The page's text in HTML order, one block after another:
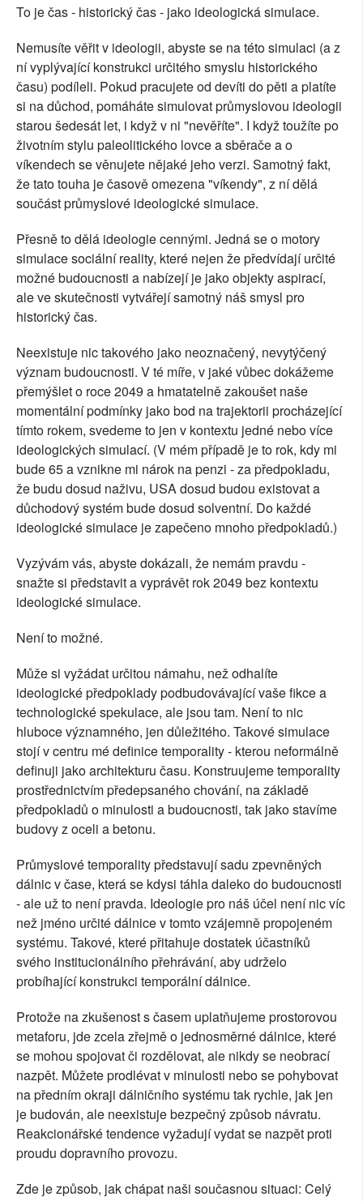
To je čas - historický čas - jako ideologická simulace.
Nemusíte věřit v ideologii, abyste se na této simulaci (a z
ní vyplývající konstrukci určitého smyslu historického
času) podíleli. Pokud pracujete od devíti do pěti a platíte
si na důchod, pomáháte simulovat průmyslovou ideologii
starou šedesát let, i když v ni "nevěříte". I když toužíte po
životním stylu paleolitického lovce a sběrače a o
víkendech se věnujete nějaké jeho verzi. Samotný fakt,
že tato touha je časově omezena "víkendy", z ní dělá
součást průmyslové ideologické simulace.
Přesně to dělá ideologie cennými. Jedná se o motory
simulace sociální reality, které nejen že předvídají určité
možné budoucnosti a nabízejí je jako objekty aspirací,
ale ve skutečnosti vytvářejí samotný náš smysl pro
historický čas.
Neexistuje nic takového jako neoznačený, nevytýčený
význam budoucnosti. V té míře, v jaké vůbec dokážeme
přemýšlet o roce 2049 a hmatatelně zakoušet naše
momentální podmínky jako bod na trajektorii procházející
tímto rokem, svedeme to jen v kontextu jedné nebo více
ideologických simulací. (V mém případě je to rok, kdy mi
bude 65 a vznikne mi nárok na penzi - za předpokladu,
že budu dosud naživu, USA dosud budou existovat a
důchodový systém bude dosud solventní. Do každé
ideologické simulace je zapečeno mnoho předpokladů.)
Vyzývám vás, abyste dokázali, že nemám pravdu -
snažte si představit a vyprávět rok 2049 bez kontextu
ideologické simulace.
Není to možné.
Může si vyžádat určitou námahu, než odhalíte
ideologické předpoklady podbudovávající vaše fikce a
technologické spekulace, ale jsou tam. Není to nic
hluboce významného, jen důležitého. Takové simulace
stojí v centru mé definice temporality - kterou neformálně
definuji jako architekturu času. Konstruujeme temporality
prostřednictvím předepsaného chování, na základě
předpokladů o minulosti a budoucnosti, tak jako stavíme
budovy z oceli a betonu.
Průmyslové temporality představují sadu zpevněných
dálnic v čase, která se kdysi táhla daleko do budoucnosti
- ale už to není pravda. Ideologie pro náš účel není nic víc
než jméno určité dálnice v tomto vzájemně propojeném
systému. Takové, které přitahuje dostatek účastníků
svého institucionálního přehrávání, aby udrželo
probíhající konstrukci temporální dálnice.
Protože na zkušenost s časem uplatňujeme prostorovou
metaforu, jde zcela zřejmě o jednosměrné dálnice, které
se mohou spojovat či rozdělovat, ale nikdy se neobrací
nazpět. Můžete prodlévat v minulosti nebo se pohybovat
na předním okraji dálničního systému tak rychle, jak jen
je budován, ale neexistuje bezpečný způsob návratu.
Reakcionářské tendence vyžadují vydat se nazpět proti
proudu dopravního provozu.
Zde je způsob, jak chápat naši současnou situaci: Celý